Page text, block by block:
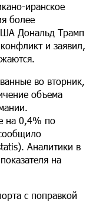
иранское
более
Дональд Трамп
и заявил,
во вторник,
объема
на 0,4% по
Аналитики в
на
с поправкой